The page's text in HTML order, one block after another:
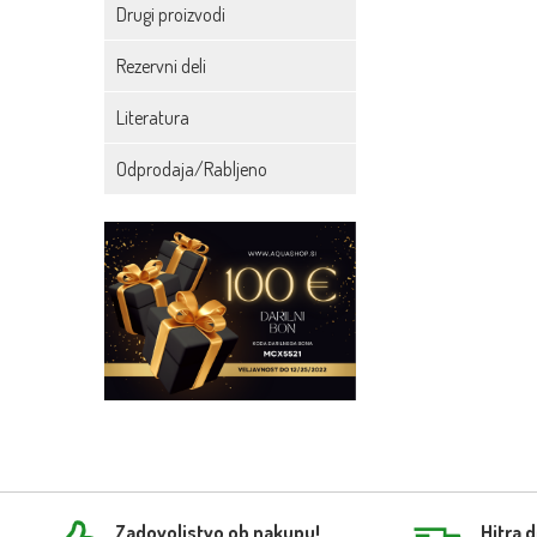
Drugi proizvodi
Rezervni deli
Literatura
Odprodaja/Rabljeno
Zadovoljstvo ob nakupu! Hitra